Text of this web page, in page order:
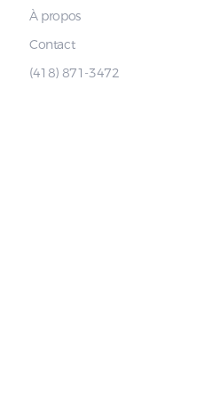
À propos
Contact
(418) 871-3472